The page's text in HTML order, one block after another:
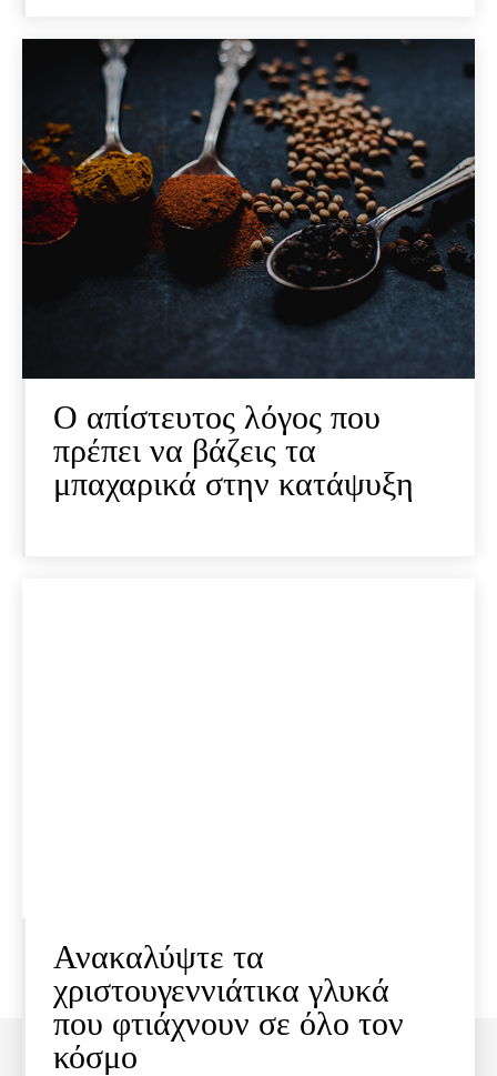
Ο απίστευτος λόγος που
πρέπει να βάζεις τα
μπαχαρικά στην κατάψυξη
Ανακαλύψτε τα
χριστουγεννιάτικα γλυκά
που φτιάχνουν σε όλο τον
κόσμο